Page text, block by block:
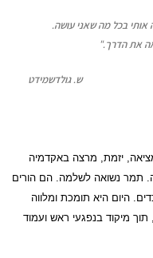
בכל מה שאני עושה.
את הדרך."
ש. גולדשמידט
יזמת, מרצה באקדמיה
תמר נשואה לשלמה. הם הורים
היום היא תומכת ומלווה
מיקוד בנפגעי ראש ועמוד